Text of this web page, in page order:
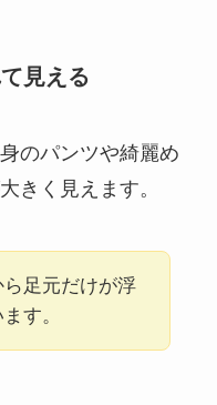
見える
のパンツや綺麗め
きく見えます。
足元だけが浮
す。